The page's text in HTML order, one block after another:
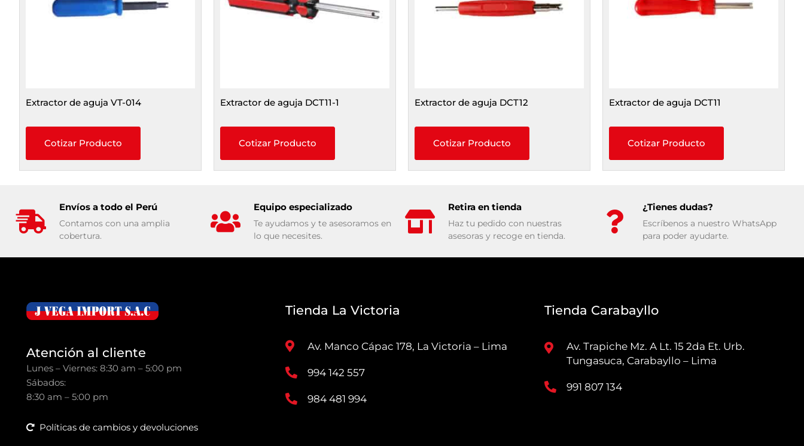
Extractor de aguja VT-014
Cotizar Producto
Extractor de aguja DCT11-1
Cotizar Producto
Extractor de aguja DCT12
Cotizar Producto
Extractor de aguja DCT11
Cotizar Producto
Envíos a todo el Perú
Contamos con una amplia
cobertura.
Equipo especializado
Te ayudamos y te asesoramos en
lo que necesites.
Retira en tienda
Haz tu pedido con nuestras
asesoras y recoge en tienda.
¿Tienes dudas?
Escríbenos a nuestro WhatsApp
para poder ayudarte.
Atención al cliente
Lunes – Viernes: 8:30 am – 5:00 pm
Sábados:
8:30 am – 5:00 pm
Políticas de cambios y devoluciones
Tienda La Victoria
Av. Manco Cápac 178, La Victoria – Lima
994 142 557
984 481 994
Tienda Carabayllo
Av. Trapiche Mz. A Lt. 15 2da Et. Urb.
Tungasuca, Carabayllo – Lima
991 807 134